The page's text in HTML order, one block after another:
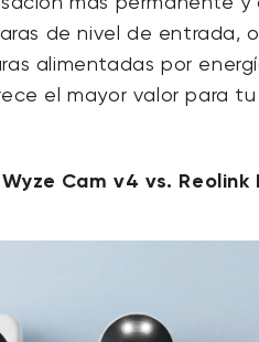
de nivel de entrada,
alimentadas por
el mayor valor para
Cam v4 vs. Reolink